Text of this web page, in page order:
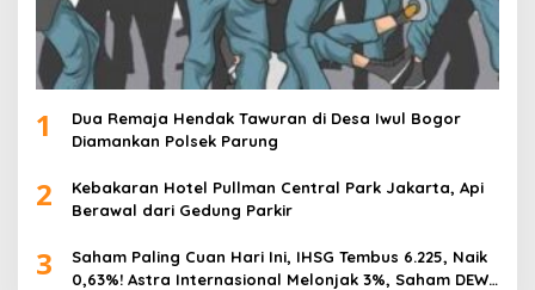
1
Dua Remaja Hendak Tawuran di Desa Iwul Bogor
Diamankan Polsek Parung
2
Kebakaran Hotel Pullman Central Park Jakarta, Api
Berawal dari Gedung Parkir
3
Saham Paling Cuan Hari Ini, IHSG Tembus 6.225, Naik
0,63%! Astra Internasional Melonjak 3%, Saham DEWA